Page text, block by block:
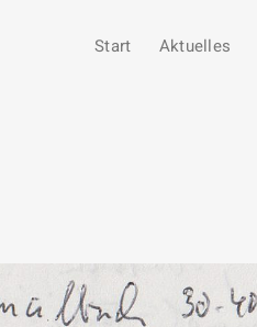
Start Aktuelles